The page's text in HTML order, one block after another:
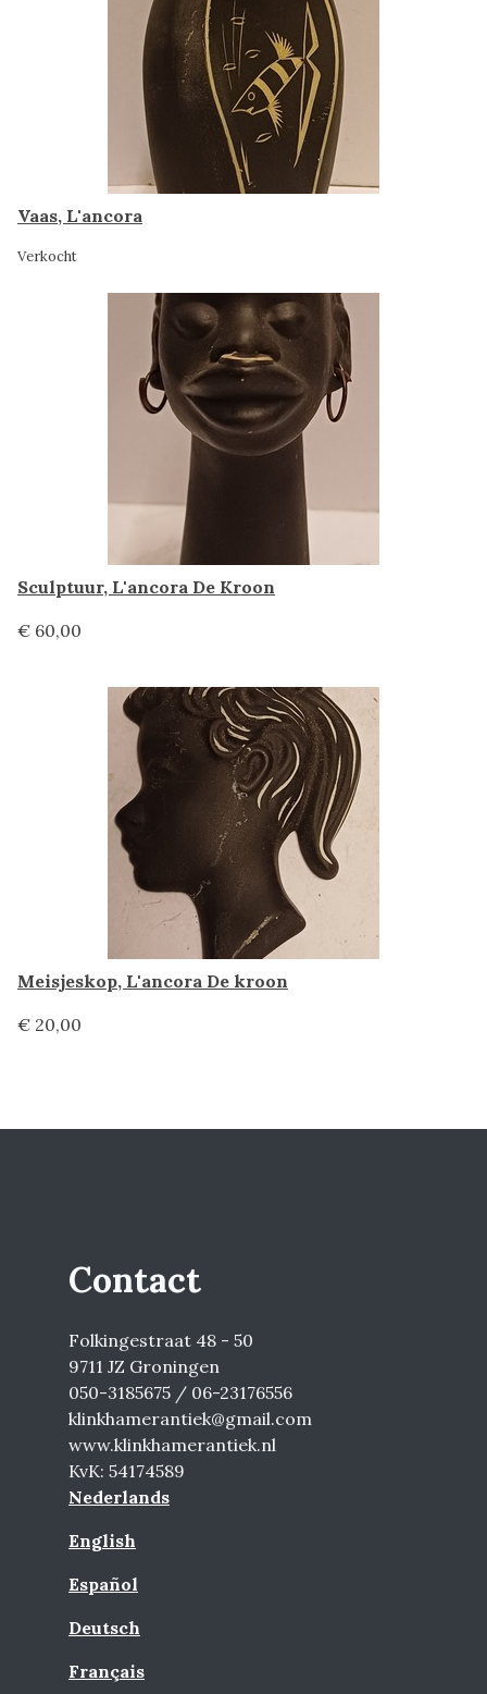
Vaas, L'ancora
Verkocht
Sculptuur, L'ancora De Kroon
€ 60,00
Meisjeskop, L'ancora De kroon
€ 20,00
Contact
Folkingestraat 48 - 50
9711 JZ Groningen
050-3185675 / 06-23176556
klinkhamerantiek@gmail.com
www.klinkhamerantiek.nl
KvK: 54174589
Nederlands
English
Español
Deutsch
Français